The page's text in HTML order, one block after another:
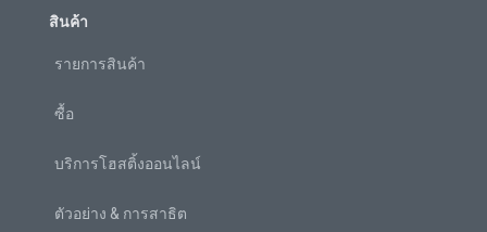
สินค้า
รายการสินค้า
ซื้อ
บริการโฮสติ้งออนไลน์
ตัวอย่าง & การสาธิต